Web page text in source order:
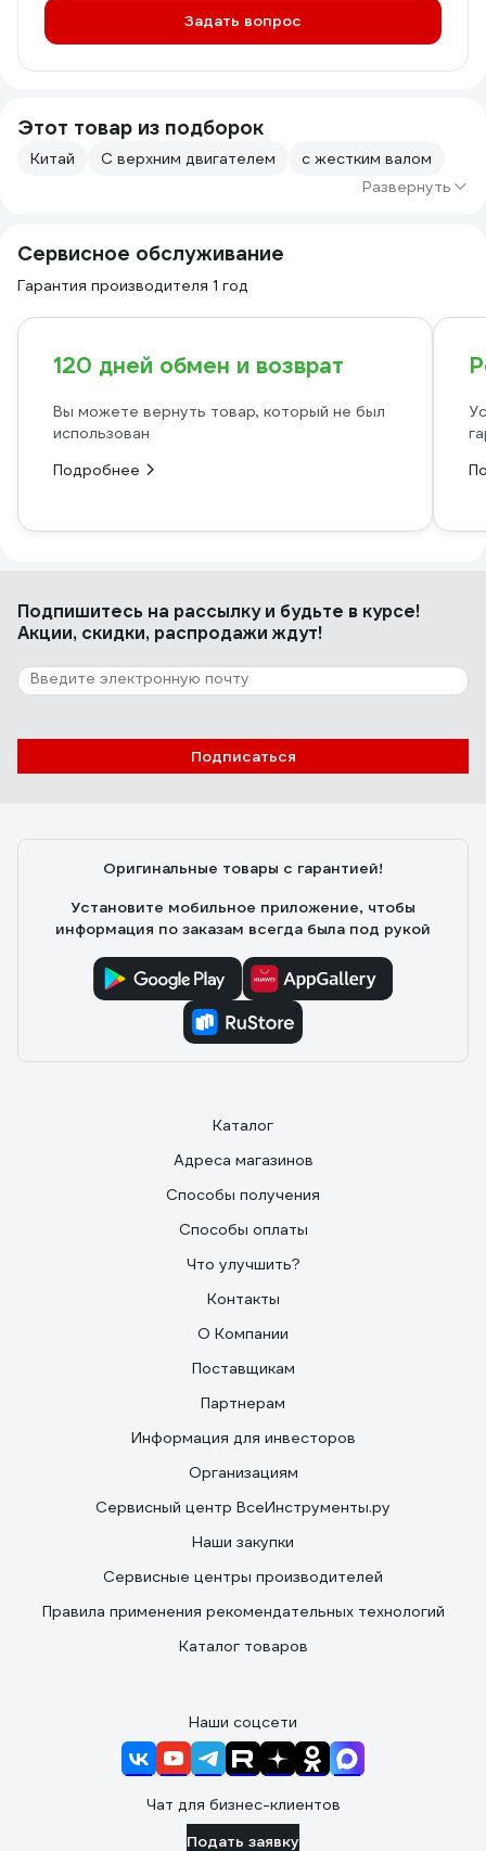
Задать вопрос
Этот товар из подборок
Китай С верхним двигателем
с жестким валом
Развернуть
Сервисное обслуживание
Гарантия производителя 1 год
120 дней обмен и возврат
Вы можете вернуть товар, который не был
использован
Подробнее
Подпишитесь на рассылкуи будьте в курсе!
Акции, скидки, распродажи ждут!
Подписаться
Оригинальные товары с гарантией!
Установите мобильное приложение, чтобы
информация по заказам всегда была под рукой
Каталог
Адреса магазинов
Способы получения
Способы оплаты
Что улучшить?
Контакты
О Компании
Поставщикам
Партнерам
Информация для инвесторов
Организациям
Сервисный центр ВсеИнструменты.ру
Наши закупки
Сервисные центры производителей
Правила применения рекомендательных технологий
Каталог товаров
Наши соцсети
Чат для бизнес-клиентов
Подать заявку